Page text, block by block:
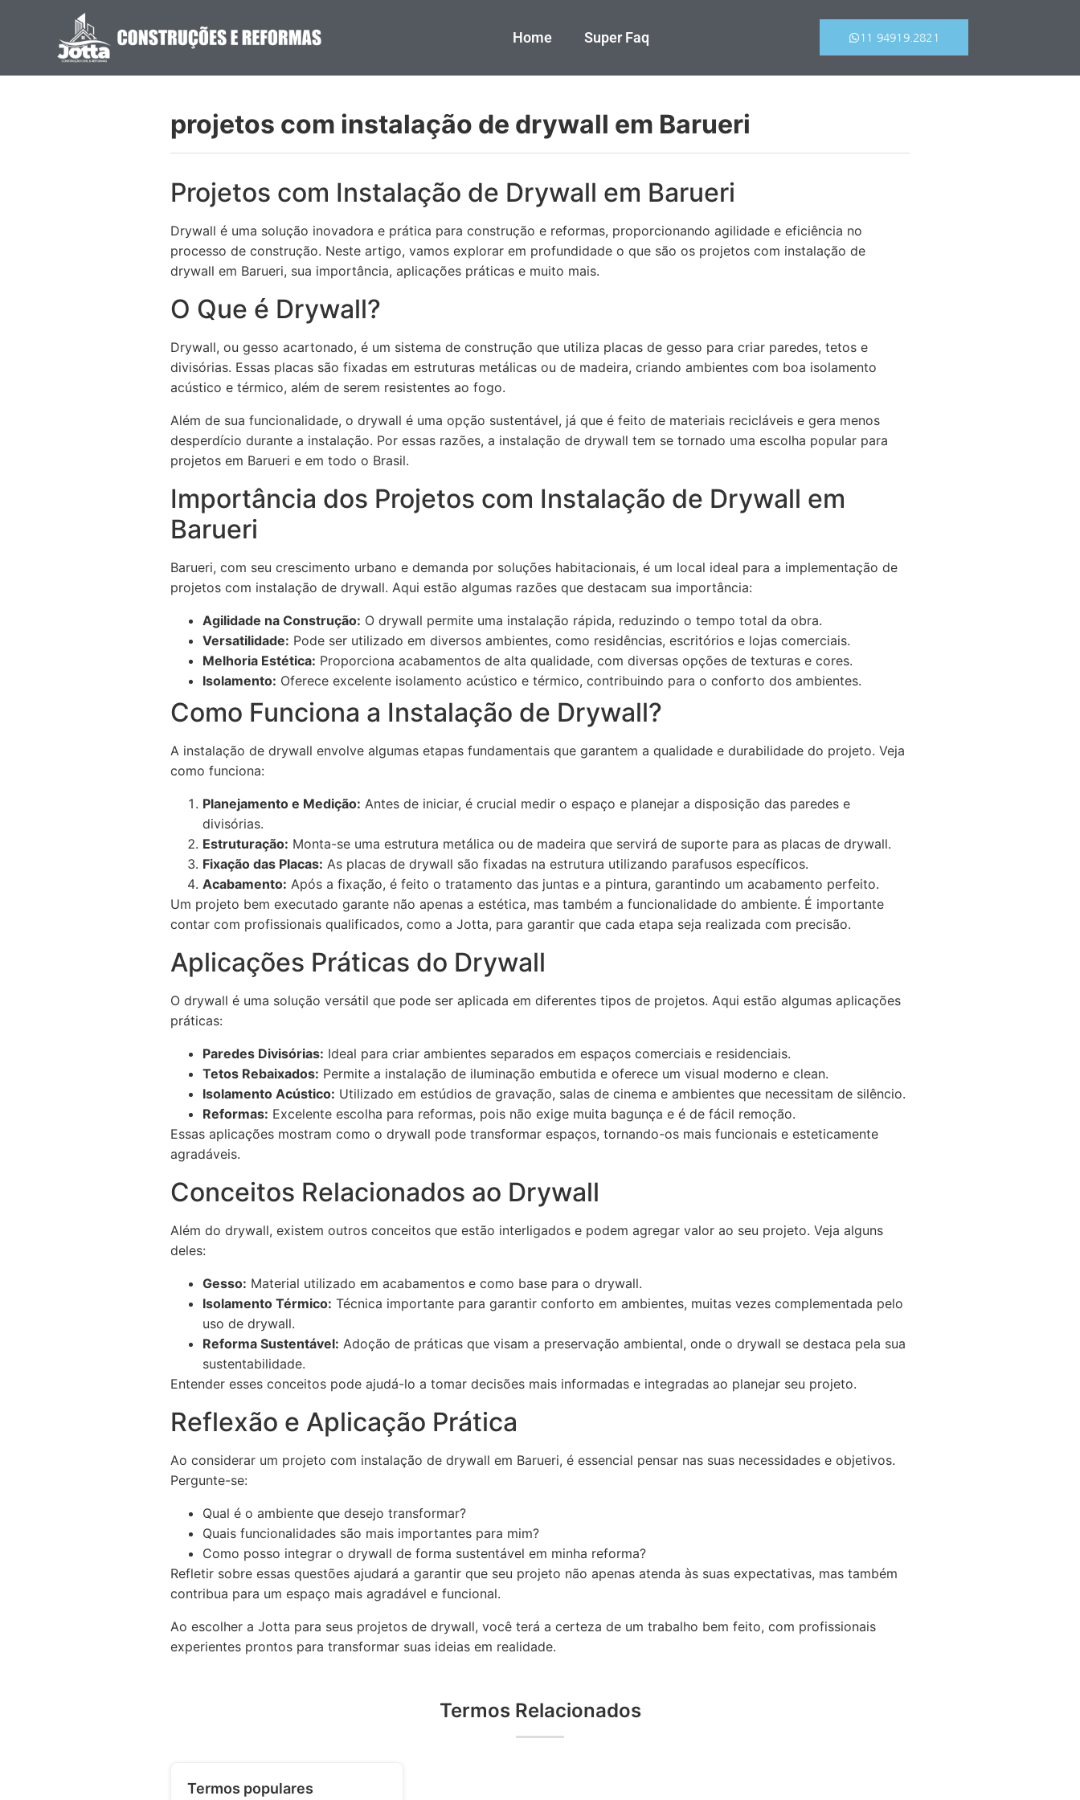
Home Super Faq 11 94919.2821
projetos com instalação de drywall em Barueri
Projetos com Instalação de Drywall em Barueri
Drywall é uma solução inovadora e prática para construção e reformas, proporcionando agilidade e eficiência no
processo de construção. Neste artigo, vamos explorar em profundidade o que são os projetos com instalação de
drywall em Barueri, sua importância, aplicações práticas e muito mais.
O Que é Drywall?
Drywall, ou gesso acartonado, é um sistema de construção que utiliza placas de gesso para criar paredes, tetos e
divisórias. Essas placas são fixadas em estruturas metálicas ou de madeira, criando ambientes com boa isolamento
acústico e térmico, além de serem resistentes ao fogo.
Além de sua funcionalidade, o drywall é uma opção sustentável, já que é feito de materiais recicláveis e gera menos
desperdício durante a instalação. Por essas razões, a instalação de drywall tem se tornado uma escolha popular para
projetos em Barueri e em todo o Brasil.
Importância dos Projetos com Instalação de Drywall em
Barueri
Barueri, com seu crescimento urbano e demanda por soluções habitacionais, é um local ideal para a implementação de
projetos com instalação de drywall. Aqui estão algumas razões que destacam sua importância:
Agilidade na Construção: O drywall permite uma instalação rápida, reduzindo o tempo total da obra.
Versatilidade: Pode ser utilizado em diversos ambientes, como residências, escritórios e lojas comerciais.
Melhoria Estética: Proporciona acabamentos de alta qualidade, com diversas opções de texturas e cores.
Isolamento: Oferece excelente isolamento acústico e térmico, contribuindo para o conforto dos ambientes.
Como Funciona a Instalação de Drywall?
A instalação de drywall envolve algumas etapas fundamentais que garantem a qualidade e durabilidade do projeto. Veja
como funciona:
Planejamento e Medição: Antes de iniciar, é crucial medir o espaço e planejar a disposição das paredes e
divisórias.
Estruturação: Monta-se uma estrutura metálica ou de madeira que servirá de suporte para as placas de drywall.
Fixação das Placas: As placas de drywall são fixadas na estrutura utilizando parafusos específicos.
Acabamento: Após a fixação, é feito o tratamento das juntas e a pintura, garantindo um acabamento perfeito.
Um projeto bem executado garante não apenas a estética, mas também a funcionalidade do ambiente. É importante
contar com profissionais qualificados, como a Jotta, para garantir que cada etapa seja realizada com precisão.
Aplicações Práticas do Drywall
O drywall é uma solução versátil que pode ser aplicada em diferentes tipos de projetos. Aqui estão algumas aplicações
práticas:
Paredes Divisórias: Ideal para criar ambientes separados em espaços comerciais e residenciais.
Tetos Rebaixados: Permite a instalação de iluminação embutida e oferece um visual moderno e clean.
Isolamento Acústico: Utilizado em estúdios de gravação, salas de cinema e ambientes que necessitam de silêncio.
Reformas: Excelente escolha para reformas, pois não exige muita bagunça e é de fácil remoção.
Essas aplicações mostram como o drywall pode transformar espaços, tornando-os mais funcionais e esteticamente
agradáveis.
Conceitos Relacionados ao Drywall
Além do drywall, existem outros conceitos que estão interligados e podem agregar valor ao seu projeto. Veja alguns
deles:
Gesso: Material utilizado em acabamentos e como base para o drywall.
Isolamento Térmico: Técnica importante para garantir conforto em ambientes, muitas vezes complementada pelo
uso de drywall.
Reforma Sustentável: Adoção de práticas que visam a preservação ambiental, onde o drywall se destaca pela sua
sustentabilidade.
Entender esses conceitos pode ajudá-lo a tomar decisões mais informadas e integradas ao planejar seu projeto.
Reflexão e Aplicação Prática
Ao considerar um projeto com instalação de drywall em Barueri, é essencial pensar nas suas necessidades e objetivos.
Pergunte-se:
Qual é o ambiente que desejo transformar?
Quais funcionalidades são mais importantes para mim?
Como posso integrar o drywall de forma sustentável em minha reforma?
Refletir sobre essas questões ajudará a garantir que seu projeto não apenas atenda às suas expectativas, mas também
contribua para um espaço mais agradável e funcional.
Ao escolher a Jotta para seus projetos de drywall, você terá a certeza de um trabalho bem feito, com profissionais
experientes prontos para transformar suas ideias em realidade.
Termos Relacionados
Termos populares